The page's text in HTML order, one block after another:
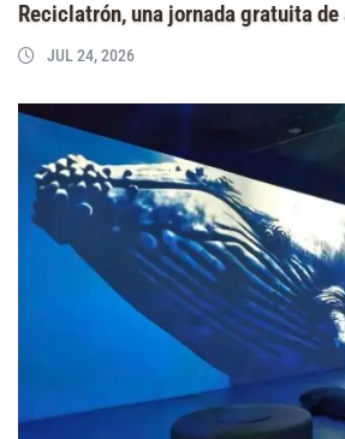
Reciclatrón, una jornada gratuita de
JUL 24, 2026